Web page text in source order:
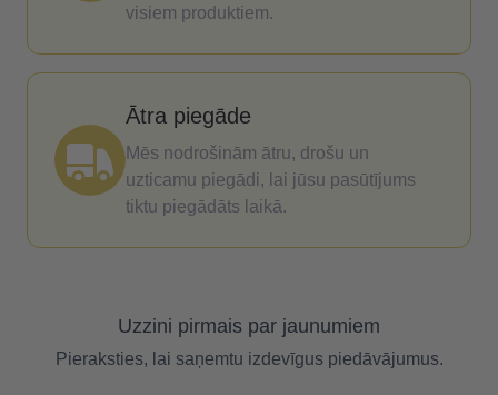
visiem produktiem.
Ātra piegāde
Mēs nodrošinām ātru, drošu un
uzticamu piegādi, lai jūsu pasūtījums
tiktu piegādāts laikā.
Uzzini pirmais par jaunumiem
Pieraksties, lai saņemtu izdevīgus piedāvājumus.